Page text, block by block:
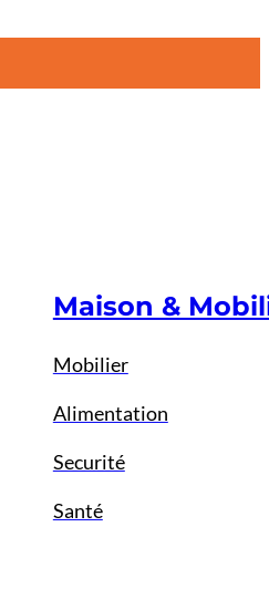
Maison &
Mobilier
Alimentation
Securité
Santé